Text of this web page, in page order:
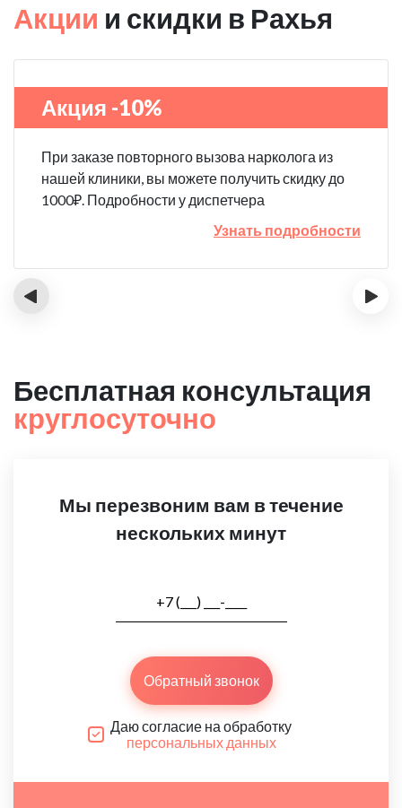
Акции и скидки в Рахья
Акция -10%
При заказе повторного вызова нарколога из
нашей клиники, вы можете получить скидку до
1000₽. Подробности у диспетчера
Узнать подробности
‹ ›
Бесплатная консультация
круглосуточно
Мы перезвоним вам в течение
нескольких минут
Обратный звонок
Даю согласие на обработку
персональных данных